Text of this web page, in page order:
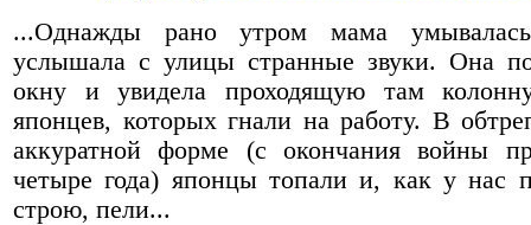
...Однажды рано утром мама
услышала с улицы странные звуки. Она
окну и увидела проходящую там
японцев, которых гнали на работу. В
аккуратной форме (с окончания войны
четыре года) японцы топали и, как у нас
строю, пели...